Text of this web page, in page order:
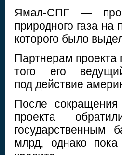
Ямал-СПГ —
природного газа
которого было
Партнерам проекта
того его
под действие
После сокращения
проекта
государственным
млрд, однако